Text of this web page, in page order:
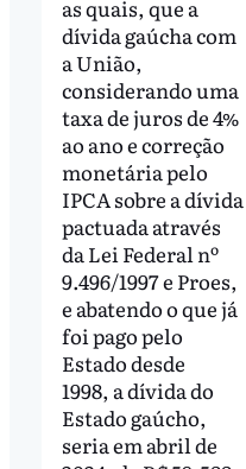
as quais, que a
dívida gaúcha com
a União,
considerando uma
taxa de juros de 4%
ao ano e correção
monetária pelo
IPCA sobre a dívida
pactuada através
da Lei Federal nº
9.496/1997 e Proes,
e abatendo o que já
foi pago pelo
Estado desde
1998, a dívida do
Estado gaúcho,
seria em abril de